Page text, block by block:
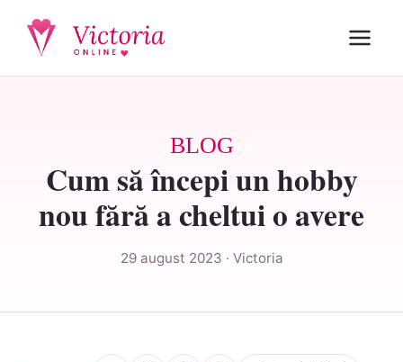
BLOG
Cum să începi un hobby
nou fără a cheltui o avere
29 august 2023 · Victoria